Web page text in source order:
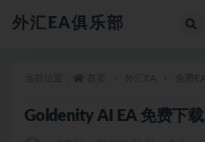
外汇EA俱乐部
Goldenity AI EA 免费下载